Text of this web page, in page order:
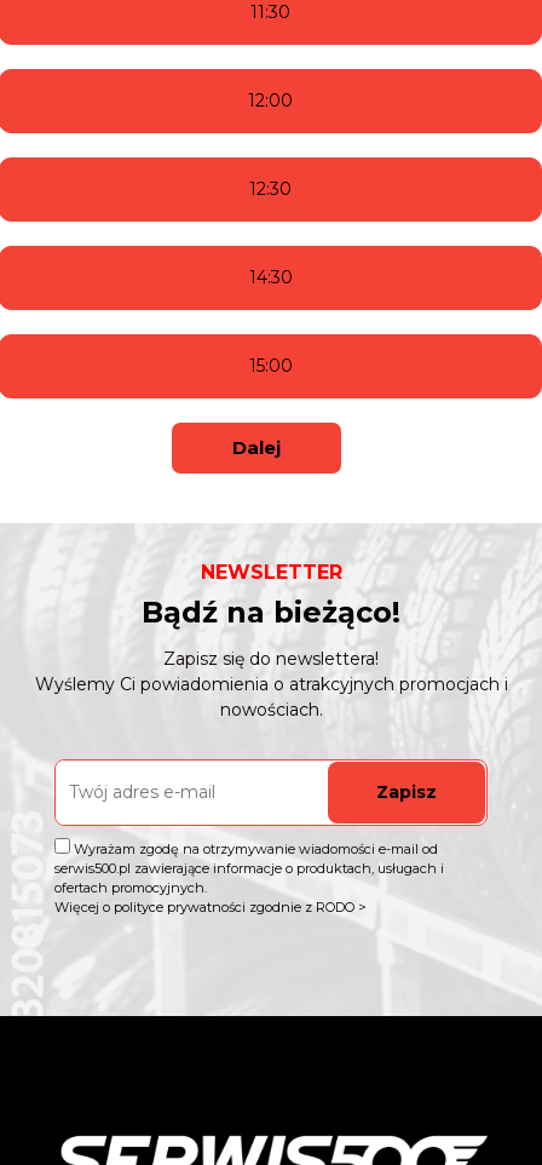
11:30
12:00
12:30
14:30
15:00
Dalej
NEWSLETTER
Bądź na bieżąco!
Zapisz się do newslettera!
Wyślemy Ci powiadomienia o atrakcyjnych promocjach i
nowościach.
Zapisz
Wyrażam zgodę na otrzymywanie wiadomości e-mail od
serwis500.pl zawierające informacje o produktach, usługach i
ofertach promocyjnych.
Więcej o polityce prywatności zgodnie z RODO >